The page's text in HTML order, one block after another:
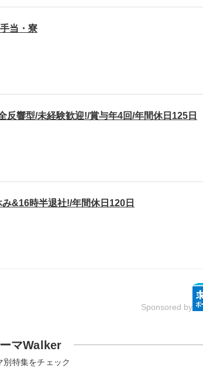
当・寮
反響型/未経験歓迎!/賞与年4回/年間休日125日
&16時半退社!/年間休日120日
Sponsored by
マWalker
別特集をチェック